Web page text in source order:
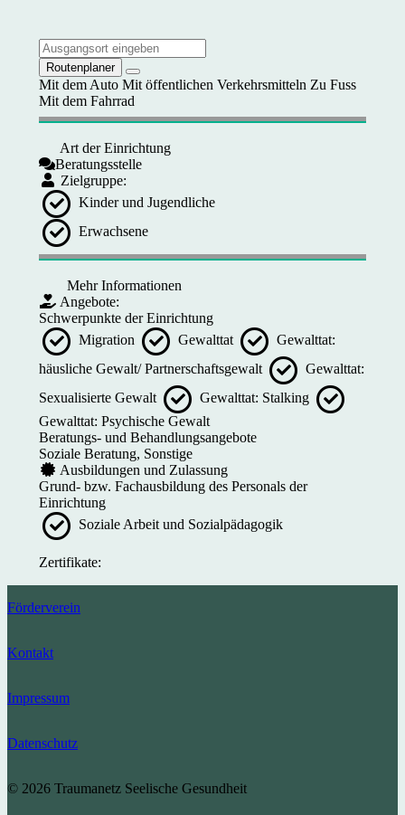
Routenplaner
Mit dem Auto Mit öffentlichen Verkehrsmitteln Zu Fuss
Mit dem Fahrrad
Art der Einrichtung
Beratungsstelle
Zielgruppe:
Kinder und Jugendliche
Erwachsene
Mehr Informationen
Angebote:
Schwerpunkte der Einrichtung
Migration
Gewalttat
Gewalttat:
häusliche Gewalt/ Partnerschaftsgewalt
Gewalttat:
Sexualisierte Gewalt
Gewalttat: Stalking
Gewalttat: Psychische Gewalt
Beratungs- und Behandlungsangebote
Soziale Beratung, Sonstige
Ausbildungen und Zulassung
Grund- bzw. Fachausbildung des Personals der
Einrichtung
Soziale Arbeit und Sozialpädagogik
Zertifikate:
Förderverein
Kontakt
Impressum
Datenschutz
© 2026 Traumanetz Seelische Gesundheit